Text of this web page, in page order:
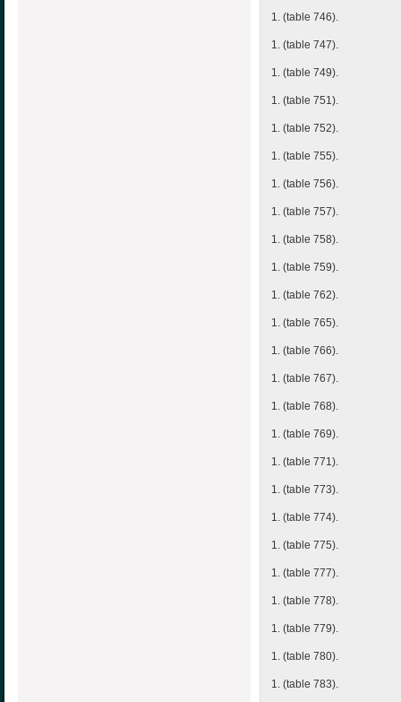
1. (table 746).
1. (table 747).
1. (table 749).
1. (table 751).
1. (table 752).
1. (table 755).
1. (table 756).
1. (table 757).
1. (table 758).
1. (table 759).
1. (table 762).
1. (table 765).
1. (table 766).
1. (table 767).
1. (table 768).
1. (table 769).
1. (table 771).
1. (table 773).
1. (table 774).
1. (table 775).
1. (table 777).
1. (table 778).
1. (table 779).
1. (table 780).
1. (table 783).